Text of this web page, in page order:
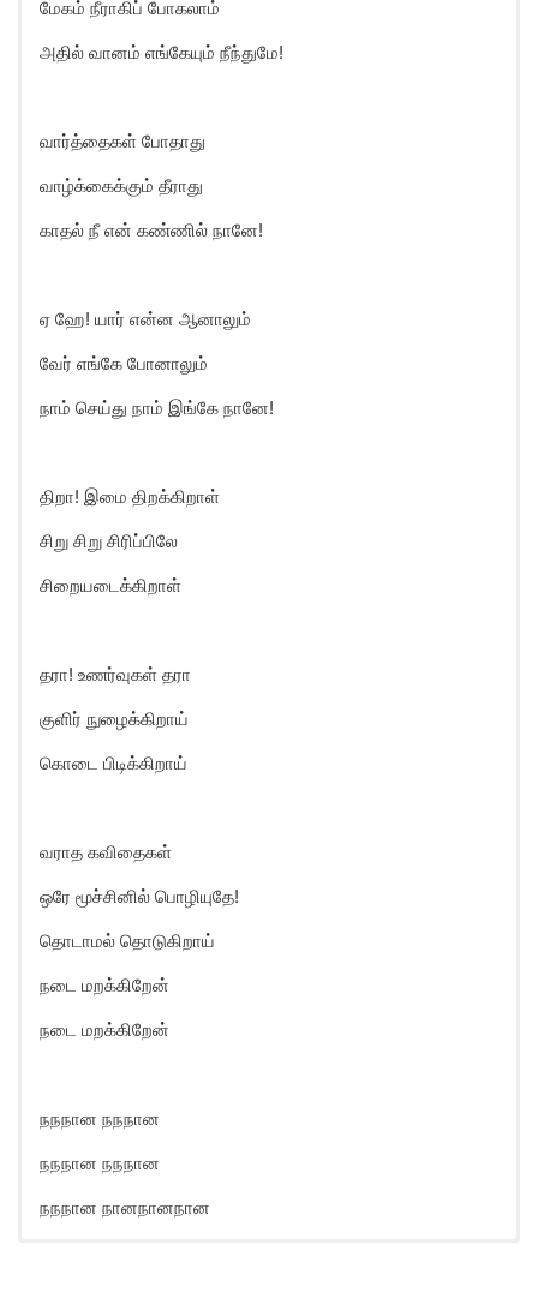
மேகம் நீராகிப் போகலாம்
அதில் வானம் எங்கேயும் நீந்துமே!
வார்த்தைகள் போதாது
வாழ்க்கைக்கும் தீராது
காதல் நீ என் கண்ணில் நானே!
ஏ ஹே! யார் என்ன ஆனாலும்
வேர் எங்கே போனாலும்
நாம் செய்து நாம் இங்கே நானே!
திறா! இமை திறக்கிறாள்
சிறு சிறு சிரிப்பிலே
சிறையடைக்கிறாள்
தரா! உணர்வுகள் தரா
குளிர் நுழைக்கிறாய்
கொடை பிடிக்கிறாய்
வராத கவிதைகள்
ஒரே மூச்சினில் பொழியுதே!
தொடாமல் தொடுகிறாய்
நடை மறக்கிறேன்
நடை மறக்கிறேன்
நநநான நநநான
நநநான நநநான
நநநான நானநானநான